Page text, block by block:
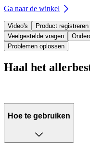
Ga naar de winkel
Video's Product registreren
Veelgestelde vragen
Problemen oplossen
Haal het
Hoe te gebruiken